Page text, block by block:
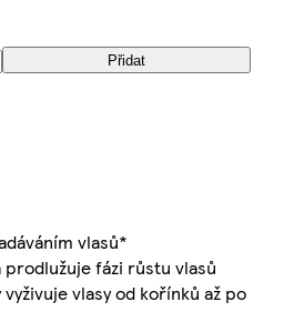
Přidat
vlasů*
fázi růstu vlasů
vlasy od kořínků až po